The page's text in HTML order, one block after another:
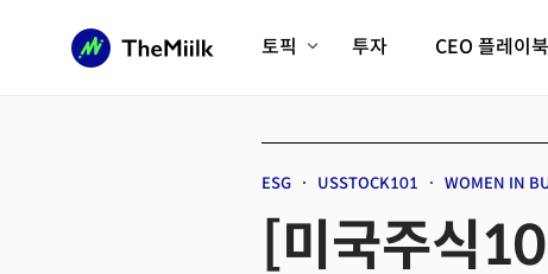
토픽
AX비즈니스혁명 미래 교육/직업
투자 CEO 플레이북
ESG USSTOCK101 WOMEN IN
[미국주식